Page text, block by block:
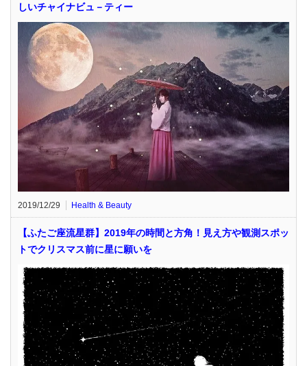
しいチャイナビュ－ティー
2019/12/29 Health & Beauty
【ふたご座流星群】2019年の時間と方角！見え方や観測スポッ
トでクリスマス前に星に願いを